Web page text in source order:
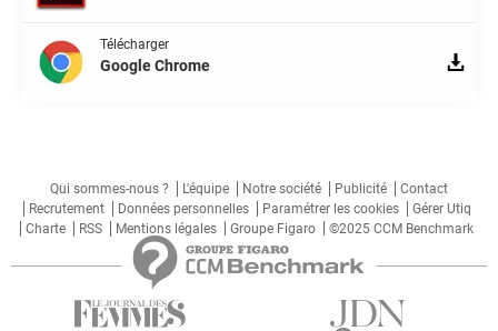
Télécharger
Google Chrome
Qui sommes-nous ? L'équipe Notre société Publicité
Contact
Recrutement
Données personnelles Paramétrer les cookies
Gérer Utiq
Charte
RSS Mentions légales Groupe Figaro ©2025 CCM Benchmark